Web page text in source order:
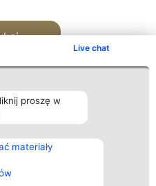
Live chat
proszę w
materiały
Kontakt
Kontakt